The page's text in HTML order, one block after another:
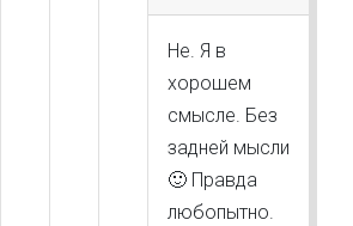
Не. Я в
хорошем
смысле. Без
задней мысли
🙂 Правда
любопытно.